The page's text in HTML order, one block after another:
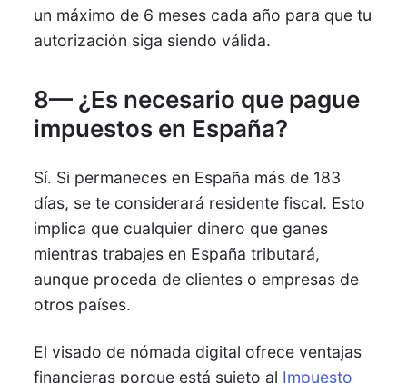
un máximo de 6 meses cada año para que tu
autorización siga siendo válida.
8— ¿Es necesario que pague
impuestos en España?
Sí. Si permaneces en España más de 183
días, se te considerará residente fiscal. Esto
implica que cualquier dinero que ganes
mientras trabajes en España tributará,
aunque proceda de clientes o empresas de
otros países.
El visado de nómada digital ofrece ventajas
financieras porque está sujeto al Impuesto